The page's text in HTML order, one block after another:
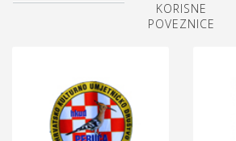
KORISNE
POVEZNICE